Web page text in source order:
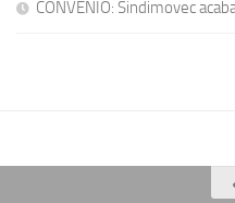
CONVÊNIO: Sindimovec